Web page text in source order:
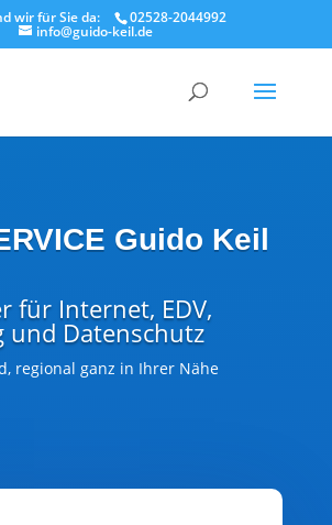
wir für Sie da: 02528-2044992
info@guido-keil.de
Guido Keil
für Internet, EDV,
und Datenschutz
regional ganz in Ihrer Nähe